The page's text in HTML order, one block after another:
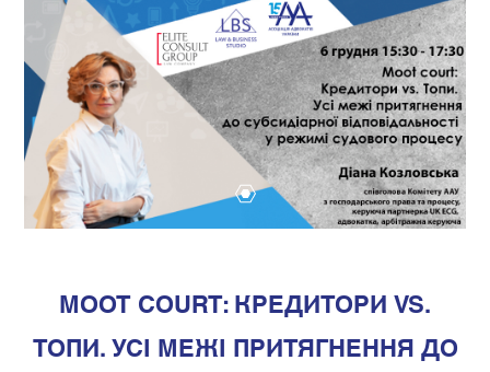
MOOT COURT: КРЕДИТОРИ VS.
ТОПИ. УСІ МЕЖІ ПРИТЯГНЕННЯ ДО